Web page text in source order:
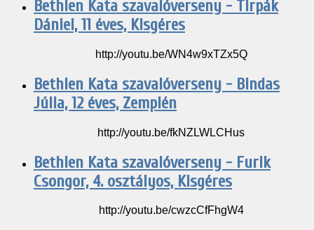
Bethlen Kata szavalóverseny - Tirpák
Dániel, 11 éves, Kisgéres
http://youtu.be/WN4w9xTZx5Q
Bethlen Kata szavalóverseny - Bindas
Júlia, 12 éves, Zemplén
http://youtu.be/fkNZLWLCHus
Bethlen Kata szavalóverseny - Furik
Csongor, 4. osztályos, Kisgéres
http://youtu.be/cwzcCfFhgW4